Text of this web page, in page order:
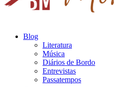
Blog
Literatura
Música
Diários de Bordo
Entrevistas
Passatempos